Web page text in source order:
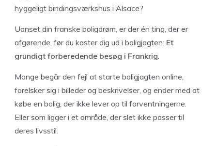
hyggeligt bindingsværkshus i Alsace?
Uanset din franske boligdrøm, er der én ting, der er
afgørende, før du kaster dig ud i boligjagten: Et
grundigt forberedende besøg i Frankrig.
Mange begår den fejl at starte boligjagten online,
forelsker sig i billeder og beskrivelser, og ender med at
købe en bolig, der ikke lever op til forventningerne.
Eller som ligger i et område, der slet ikke passer til
deres livsstil.